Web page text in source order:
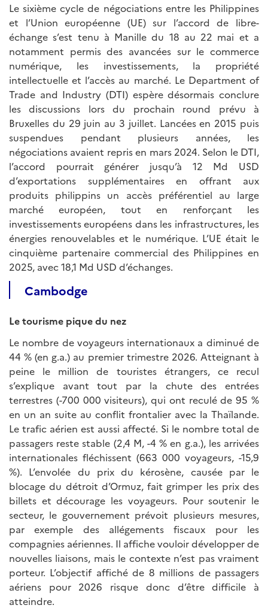
Le sixième cycle de négociations entre les Philippines
et l’Union européenne (UE) sur l’accord de libre-
échange s’est tenu à Manille du 18 au 22 mai et a
notamment permis des avancées sur le commerce
numérique, les investissements, la propriété
intellectuelle et l’accès au marché. Le Department of
Trade and Industry (DTI) espère désormais conclure
les discussions lors du prochain round prévu à
Bruxelles du 29 juin au 3 juillet. Lancées en 2015 puis
suspendues pendant plusieurs années, les
négociations avaient repris en mars 2024. Selon le DTI,
l’accord pourrait générer jusqu’à 12 Md USD
d’exportations supplémentaires en offrant aux
produits philippins un accès préférentiel au large
marché européen, tout en renforçant les
investissements européens dans les infrastructures, les
énergies renouvelables et le numérique. L’UE était le
cinquième partenaire commercial des Philippines en
2025, avec 18,1 Md USD d’échanges.
Cambodge
Le tourisme pique du nez
Le nombre de voyageurs internationaux a diminué de
44 % (en g.a.) au premier trimestre 2026. Atteignant à
peine le million de touristes étrangers, ce recul
s’explique avant tout par la chute des entrées
terrestres (-700 000 visiteurs), qui ont reculé de 95 %
en un an suite au conflit frontalier avec la Thaïlande.
Le trafic aérien est aussi affecté. Si le nombre total de
passagers reste stable (2,4 M, -4 % en g.a.), les arrivées
internationales fléchissent (663 000 voyageurs, -15,9
%). L’envolée du prix du kérosène, causée par le
blocage du détroit d’Ormuz, fait grimper les prix des
billets et décourage les voyageurs. Pour soutenir le
secteur, le gouvernement prévoit plusieurs mesures,
par exemple des allégements fiscaux pour les
compagnies aériennes. Il affiche vouloir développer de
nouvelles liaisons, mais le contexte n’est pas vraiment
porteur. L’objectif affiché de 8 millions de passagers
aériens pour 2026 risque donc d’être difficile à
atteindre.